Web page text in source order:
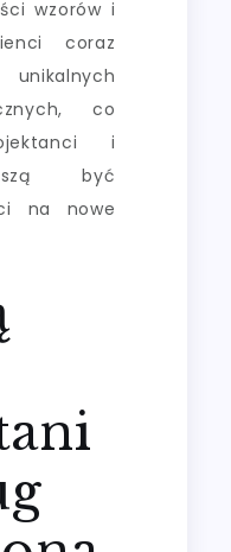
wzorów i
coraz
unikalnych
co
i
być
na nowe